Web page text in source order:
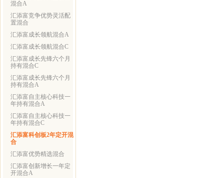
混合A
汇添富竞争优势灵活配
置混合
汇添富成长领航混合A
汇添富成长领航混合C
汇添富成长先锋六个月
持有混合C
汇添富成长先锋六个月
持有混合A
汇添富自主核心科技一
年持有混合A
汇添富自主核心科技一
年持有混合C
汇添富科创板2年定开混
合
汇添富优势精选混合
汇添富创新增长一年定
开混合A